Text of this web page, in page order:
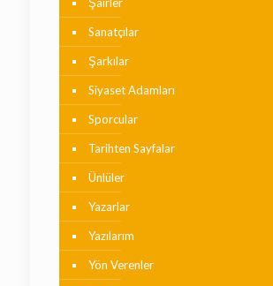
Sanatçılar
Şarkılar
Siyaset Adamları
Sporcular
Tarihten Sayfalar
Ünlüler
Yazarlar
Yazılarım
Yön Verenler